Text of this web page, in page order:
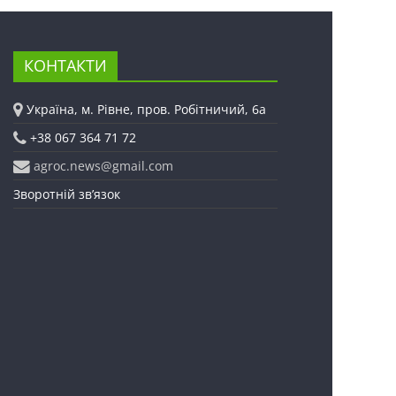
КОНТАКТИ
Україна, м. Рівне, пров. Робітничий, 6а
+38 067 364 71 72
agroc.news@gmail.com
Зворотній зв’язок